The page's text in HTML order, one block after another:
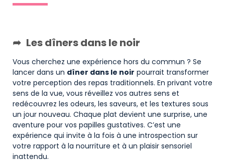
Les dîners dans le noir
Vous cherchez une expérience hors du commun ? Se
lancer dans un dîner dans le noir pourrait transformer
votre perception des repas traditionnels. En privant votre
sens de la vue, vous réveillez vos autres sens et
redécouvrez les odeurs, les saveurs, et les textures sous
un jour nouveau. Chaque plat devient une surprise, une
aventure pour vos papilles gustatives. C’est une
expérience qui invite à la fois à une introspection sur
votre rapport à la nourriture et à un plaisir sensoriel
inattendu.